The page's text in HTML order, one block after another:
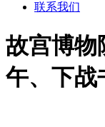
联系我们
故宫博物
午、下战